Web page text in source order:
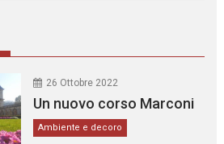
26 Ottobre 2022
Un nuovo corso Marconi
Ambiente e decoro